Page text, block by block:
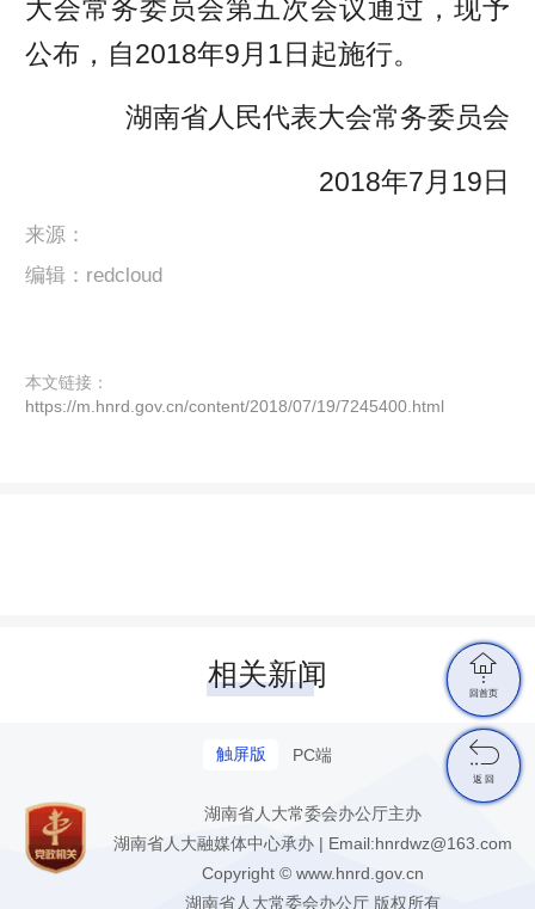
大会常务委员会第五次会议通过，现予
公布，自2018年9月1日起施行。
湖南省人民代表大会常务委员会
2018年7月19日
来源：
编辑：redcloud
本文链接：
https://m.hnrd.gov.cn/content/2018/07/19/7245400.html
相关新闻
触屏版 PC端
湖南省人大常委会办公厅主办
湖南省人大融媒体中心承办 | Email:hnrdwz@163.com
Copyright © www.hnrd.gov.cn
湖南省人大常委会办公厅 版权所有

回首页

返 回